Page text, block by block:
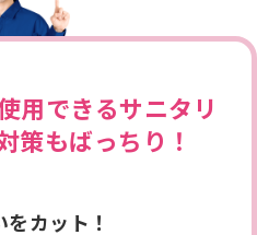
用できるサニタリ
策もばっちり！
カット！